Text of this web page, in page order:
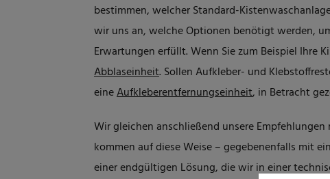
bestimmen, welcher Standard-
wir uns an, welche Optionen benötigt werden,
Erwartungen erfüllt. Wenn Sie zum Beispiel Ihre
Abblaseinheit. Sollen Aufkleber- und
eineAufkleberentfernungseinheit, in Betracht
Wir gleichen anschließend unsere
kommen auf diese Weise – gegebenenfalls mit
einer endgültigen Lösung, die wir in einer